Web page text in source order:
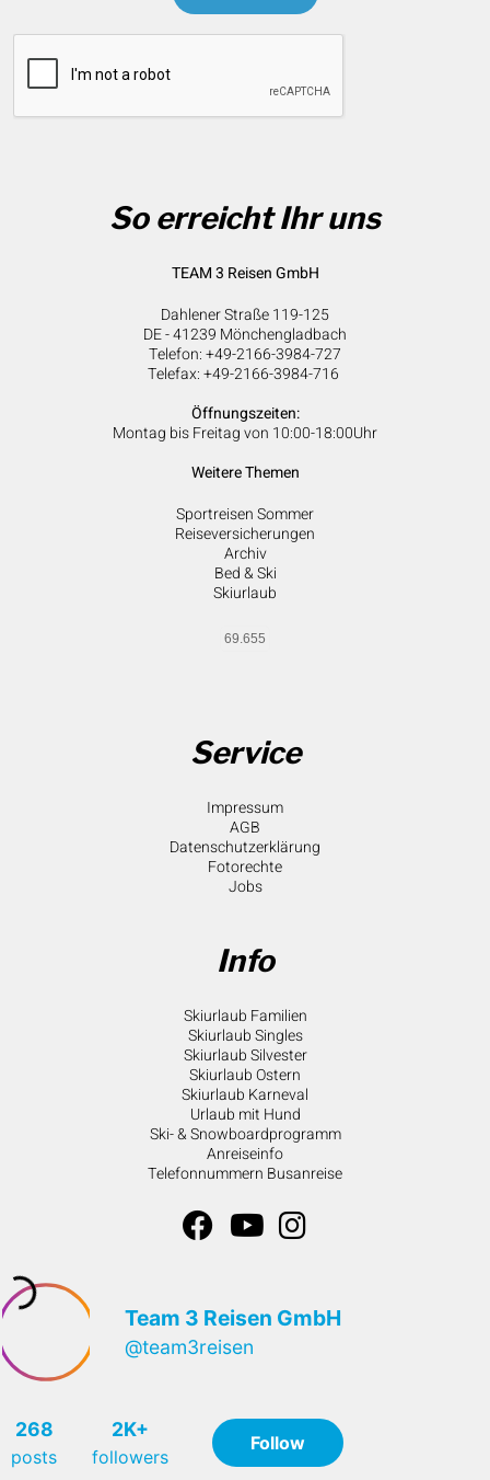
So erreicht Ihr uns
TEAM 3 Reisen GmbH
Dahlener Straße 119-125
DE - 41239 Mönchengladbach
Telefon: +49-2166-3984-727
Telefax: +49-2166-3984-716
Öffnungszeiten:
Montag bis Freitag von 10:00-18:00Uhr
Weitere Themen
Sportreisen Sommer
Reiseversicherungen
Archiv
Bed & Ski
Skiurlaub
69.655
Service
Impressum
AGB
Datenschutzerklärung
Fotorechte
Jobs
Info
Skiurlaub Familien
Skiurlaub Singles
Skiurlaub Silvester
Skiurlaub Ostern
Skiurlaub Karneval
Urlaub mit Hund
Ski- & Snowboardprogramm
Anreiseinfo
Telefonnummern Busanreise